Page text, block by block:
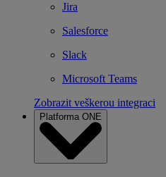
Jira
Salesforce
Slack
Microsoft Teams
Zobrazit veškerou integraci
Platforma ONE